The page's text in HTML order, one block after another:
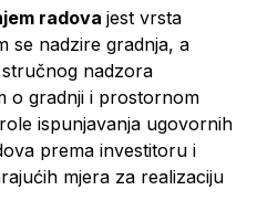
radova jest vrsta
se nadzire gradnja, a
nadzora
o gradnji i prostornom
ispunjavanja ugovornih
prema investitoru i
mjera za realizaciju